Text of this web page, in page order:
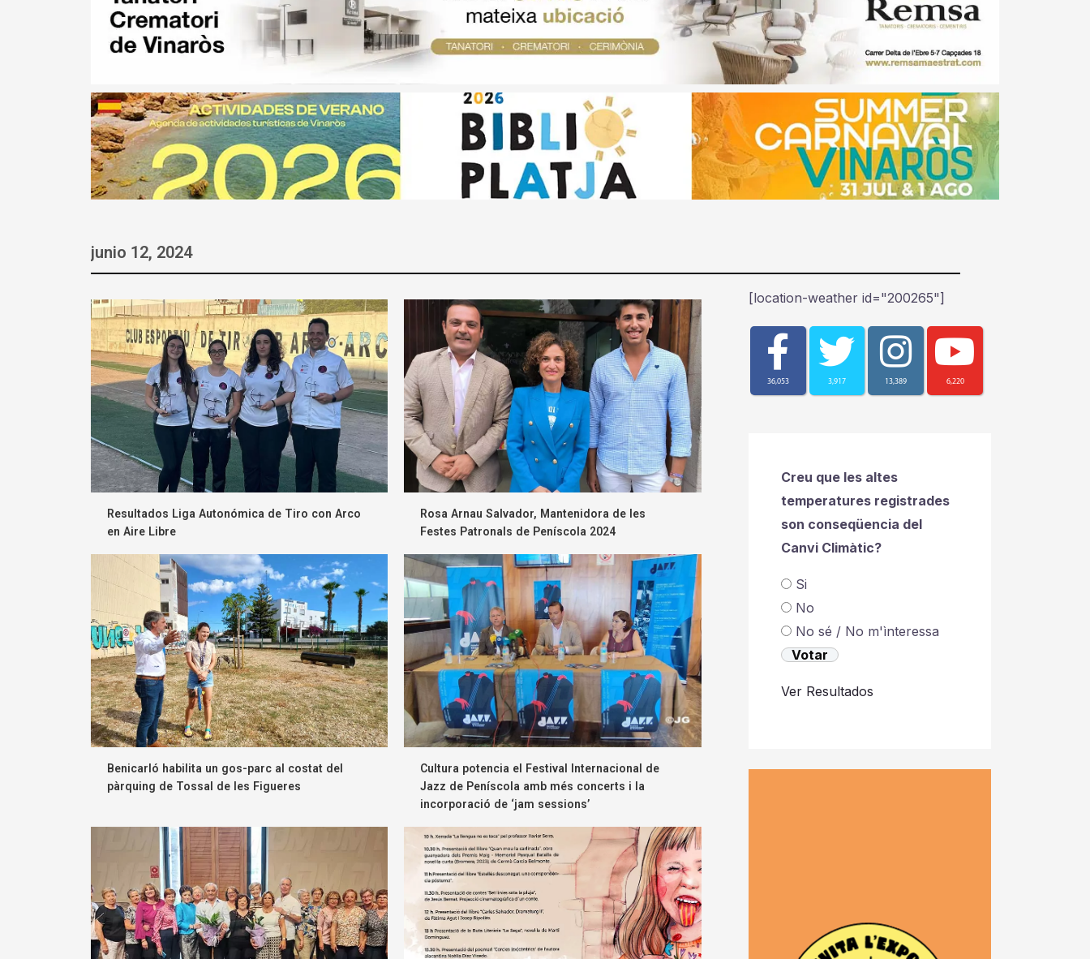
junio 12, 2024
Resultados Liga Autonómica de Tiro con Arco
en Aire Libre
Rosa Arnau Salvador, Mantenidora de les
Festes Patronals de Peníscola 2024
Benicarló habilita un gos-parc al costat del
pàrquing de Tossal de les Figueres
Cultura potencia el Festival Internacional de
Jazz de Peníscola amb més concerts i la
incorporació de ‘jam sessions’
[location-weather id="200265"]
36,053 3,917 13,389 6,220
Creu que les altes
temperatures registrades
son conseqüencia del
Canvi Climàtic?
Si
No
No sé / No m'ìnteressa
Ver Resultados